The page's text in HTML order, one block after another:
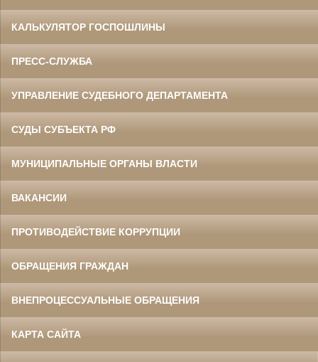
КАЛЬКУЛЯТОР ГОСПОШЛИНЫ
ПРЕСС-СЛУЖБА
УПРАВЛЕНИЕ СУДЕБНОГО ДЕПАРТАМЕНТА
СУДЫ СУБЪЕКТА РФ
МУНИЦИПАЛЬНЫЕ ОРГАНЫ ВЛАСТИ
ВАКАНСИИ
ПРОТИВОДЕЙСТВИЕ КОРРУПЦИИ
ОБРАЩЕНИЯ ГРАЖДАН
ВНЕПРОЦЕССУАЛЬНЫЕ ОБРАЩЕНИЯ
КАРТА САЙТА